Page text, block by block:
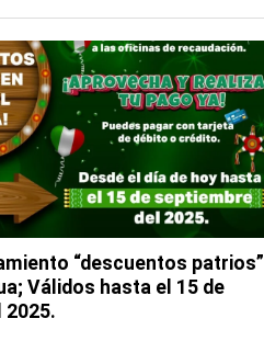
“descuentos patrios”
Válidos hasta el 15 de
2025.